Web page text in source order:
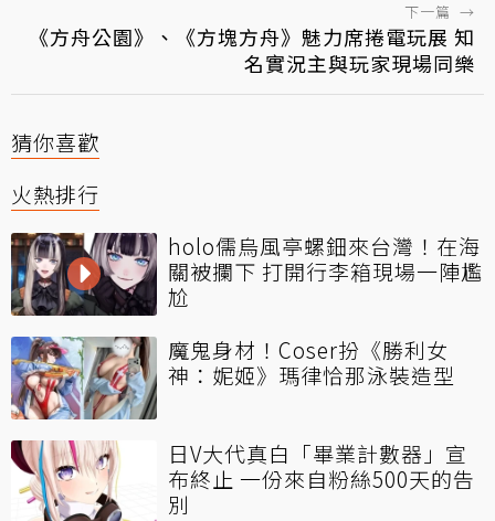
下一篇 →
《方舟公園》、《方塊方舟》魅力席捲電玩展 知
名實況主與玩家現場同樂
猜你喜歡
火熱排行
holo儒烏風亭螺鈿來台灣！在海
關被攔下 打開行李箱現場一陣尷
尬
魔鬼身材！Coser扮《勝利女
神：妮姬》瑪律恰那泳裝造型
日V大代真白「畢業計數器」宣
布終止 一份來自粉絲500天的告
別